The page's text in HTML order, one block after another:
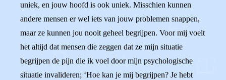
uniek, en jouw hoofd is ook uniek. Misschien kunnen
andere mensen er wel iets van jouw problemen snappen,
maar ze kunnen jou nooit geheel begrijpen. Voor mij voelt
het altijd dat mensen die zeggen dat ze mijn situatie
begrijpen de pijn die ik voel door mijn psychologische
situatie invalideren; ‘Hoe kan je mij begrijpen? Je hebt